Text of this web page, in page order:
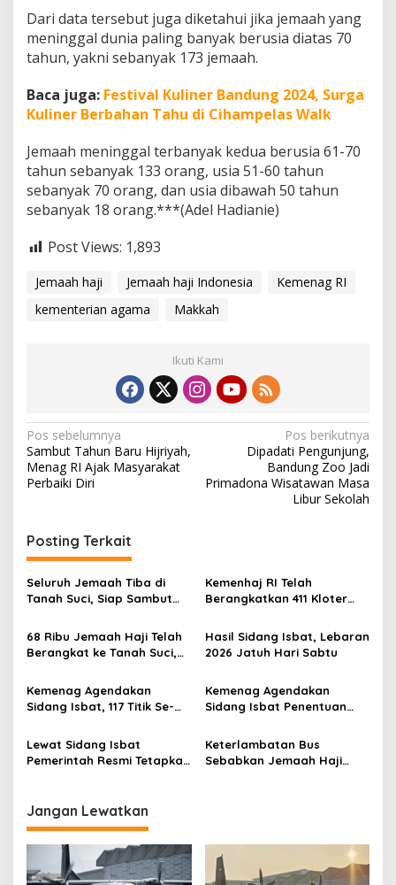
Dari data tersebut juga diketahui jika jemaah yang
meninggal dunia paling banyak berusia diatas 70
tahun, yakni sebanyak 173 jemaah.
Baca juga: Festival Kuliner Bandung 2024, Surga
Kuliner Berbahan Tahu di Cihampelas Walk
Jemaah meninggal terbanyak kedua berusia 61-70
tahun sebanyak 133 orang, usia 51-60 tahun
sebanyak 70 orang, dan usia dibawah 50 tahun
sebanyak 18 orang.***(Adel Hadianie)
Post Views: 1,893
Jemaah haji Jemaah haji Indonesia
Kemenag RI
kementerian agama
Makkah
Ikuti Kami
N
a
v
g
a
s
p
o
s
Pos sebelumnya
Sambut Tahun Baru Hijriyah,
Menag RI Ajak Masyarakat
Perbaiki Diri
Pos berikutnya
Dipadati Pengunjung,
Bandung Zoo Jadi
Primadona Wisatawan Masa
Libur Sekolah
Posting Terkait
Seluruh Jemaah Tiba di
Tanah Suci, Siap Sambut
Kemenhaj RI Telah
Berangkatkan 411 Kloter
Tiba di Makkah
68 Ribu Jemaah Haji Telah
Berangkat ke Tanah Suci,
Wafat
Hasil Sidang Isbat, Lebaran
2026 Jatuh Hari Sabtu
Kemenag Agendakan
Sidang Isbat, 117 Titik Se-
Pengamatan Hilal
Kemenag Agendakan
Sidang Isbat Penentuan
Lewat Sidang Isbat
Pemerintah Resmi Tetapkan
Keterlambatan Bus
Sebabkan Jemaah Haji
Jangan Lewatkan